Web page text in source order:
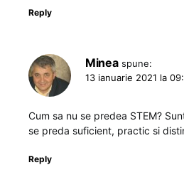
Reply
Minea spune:
13 ianuarie 2021 la
Cum sa nu se predea STEM?
se preda suficient, practic si
Reply